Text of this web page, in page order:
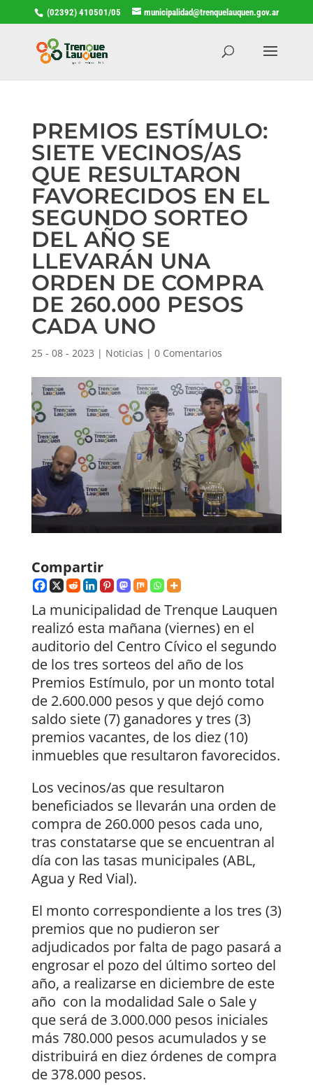
(02392) 410501/05 municipalidad@trenquelauquen.gov.ar
PREMIOS ESTÍMULO:
SIETE VECINOS/AS
QUE RESULTARON
FAVORECIDOS EN EL
SEGUNDO SORTEO
DEL AÑO SE
LLEVARÁN UNA
ORDEN DE COMPRA
DE 260.000 PESOS
CADA UNO
25 - 08 - 2023 | Noticias | 0 Comentarios
Compartir
La municipalidad de Trenque Lauquen
realizó esta mañana (viernes) en el
auditorio del Centro Cívico el segundo
de los tres sorteos del año de los
Premios Estímulo, por un monto total
de 2.600.000 pesos y que dejó como
saldo siete (7) ganadores y tres (3)
premios vacantes, de los diez (10)
inmuebles que resultaron favorecidos.
Los vecinos/as que resultaron
beneficiados se llevarán una orden de
compra de 260.000 pesos cada uno,
tras constatarse que se encuentran al
día con las tasas municipales (ABL,
Agua y Red Vial).
El monto correspondiente a los tres (3)
premios que no pudieron ser
adjudicados por falta de pago pasará a
engrosar el pozo del último sorteo del
año, a realizarse en diciembre de este
año con la modalidad Sale o Sale y
que será de 3.000.000 pesos iniciales
más 780.000 pesos acumulados y se
distribuirá en diez órdenes de compra
de 378.000 pesos.